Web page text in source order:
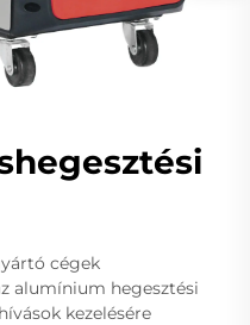
cégek
alumínium hegesztési
kezelésére